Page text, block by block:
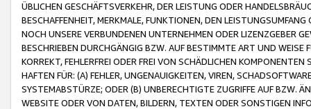
ÜBLICHEN GESCHÄFTSVERKEHR, DER LEISTUNG ODER
BESCHAFFENHEIT, MERKMALE, FUNKTIONEN, DEN
NOCH UNSERE VERBUNDENEN UNTERNEHMEN ODER LIZENZGEBER
BESCHRIEBEN DURCHGÄNGIG BZW. AUF BESTIMMTE ART UND
KORREKT, FEHLERFREI ODER FREI VON SCHÄDLICHEN
HAFTEN FÜR: (A) FEHLER, UNGENAUIGKEITEN, VIREN,
SYSTEMABSTÜRZE; ODER (B) UNBERECHTIGTE ZUGRIFFE AUF BZW.
WEBSITE ODER VON DATEN, BILDERN, TEXTEN ODER SONSTIGEN